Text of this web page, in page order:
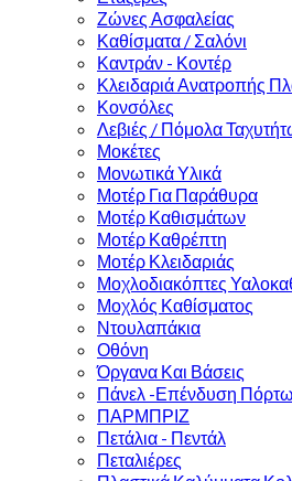
Ζώνες Ασφαλείας
Καθίσματα / Σαλόνι
Καντράν - Κοντέρ
Κλειδαριά Ανατροπής
Κονσόλες
Λεβιές / Πόμολα
Μοκέτες
Μονωτικά Υλικά
Μοτέρ Για Παράθυρα
Μοτέρ Καθισμάτων
Μοτέρ Καθρέπτη
Μοτέρ Κλειδαριάς
Μοχλοδιακόπτες
Μοχλός Καθίσματος
Ντουλαπάκια
Οθόνη
Όργανα Και Βάσεις
Πάνελ -Επένδυση
ΠΑΡΜΠΡΙΖ
Πετάλια - Πεντάλ
Πεταλιέρες